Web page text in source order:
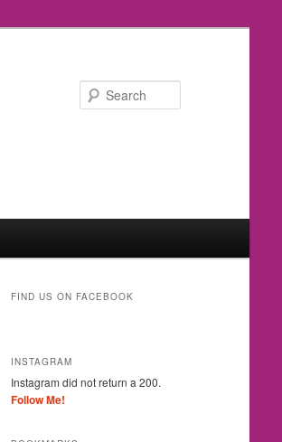
FIND US ON FACEBOOK
INSTAGRAM
Instagram did not return a 200.
Follow Me!